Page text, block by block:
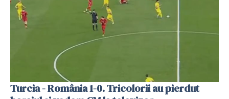
Turcia - România 1-0. Tricolorii au pierdut